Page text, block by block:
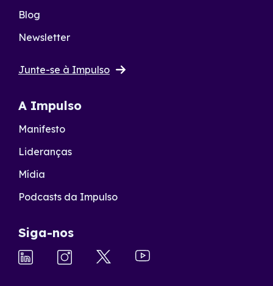
Blog
Newsletter
Junte-se à Impulso
A Impulso
Manifesto
Lideranças
Mídia
Podcasts da Impulso
Siga-nos